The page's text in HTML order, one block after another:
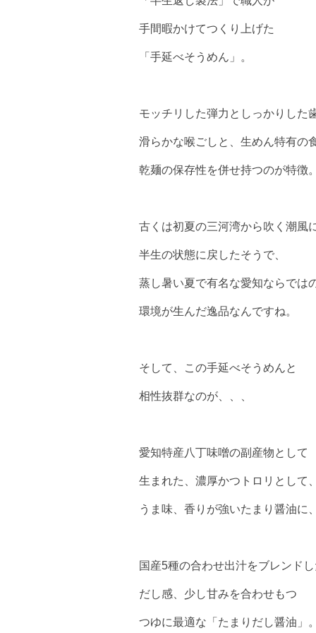
手間暇かけてつくり上げた
「手延べそうめん」。
モッチリした弾力としっかりした
滑らかな喉ごしと、生めん特有の
乾麺の保存性を併せ持つのが特徴。
古くは初夏の三河湾から吹く潮風
半生の状態に戻したそうで、
蒸し暑い夏で有名な愛知ならでは
環境が生んだ逸品なんですね。
そして、この手延べそうめんと
相性抜群なのが、、、
愛知特産八丁味噌の副産物として
生まれた、濃厚かつトロリとして、
うま味、香りが強いたまり醤油に
国産5種の合わせ出汁をブレンドし
だし感、少し甘みを合わせもつ
つゆに最適な「たまりだし醤油」。